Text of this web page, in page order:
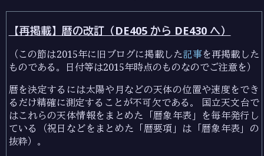
【再掲載】暦の改訂（DE405 から DE430 へ）
（この節は2015年に旧ブログに掲載した記事を再掲載した
ものである。日付等は2015年時点のものなのでご注意を）
暦を決定するには太陽や月などの天体の位置や速度をでき
るだけ精確に測定することが不可欠である。 国立天文台で
はこれらの天体情報をまとめた「暦象年表」を毎年発行し
ている（祝日などをまとめた「暦要項」は「暦象年表」の
抜粋）。